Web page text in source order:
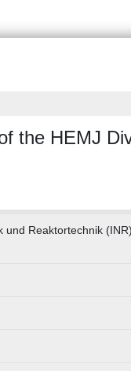
the HEMJ
und Reaktortechnik (INR)